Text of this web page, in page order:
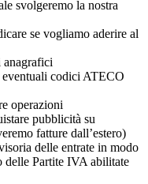
svolgeremo la nostra
se vogliamo aderire al
anagrafici
codici ATECO
operazioni
pubblicità su
fatture dall’estero)
delle entrate in modo
delle Partite IVA abilitate